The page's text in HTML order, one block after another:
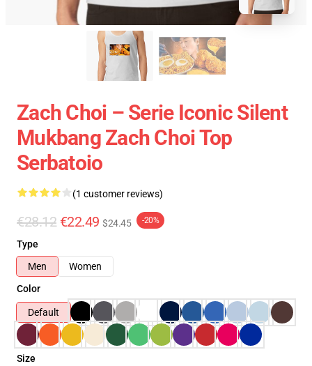
Zach Choi – Serie Iconic Silent
Mukbang Zach Choi Top
Serbatoio
(1 customer reviews)
€28.12 €22.49 $24.45 -20%
Type
Men
Women
Color
Default
Size